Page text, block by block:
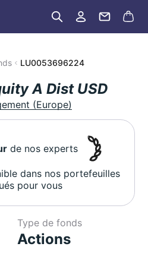
LU0053696224
A Dist USD
(Europe)
de nos experts
dans nos portefeuilles
pour vous
Type de fonds
Actions